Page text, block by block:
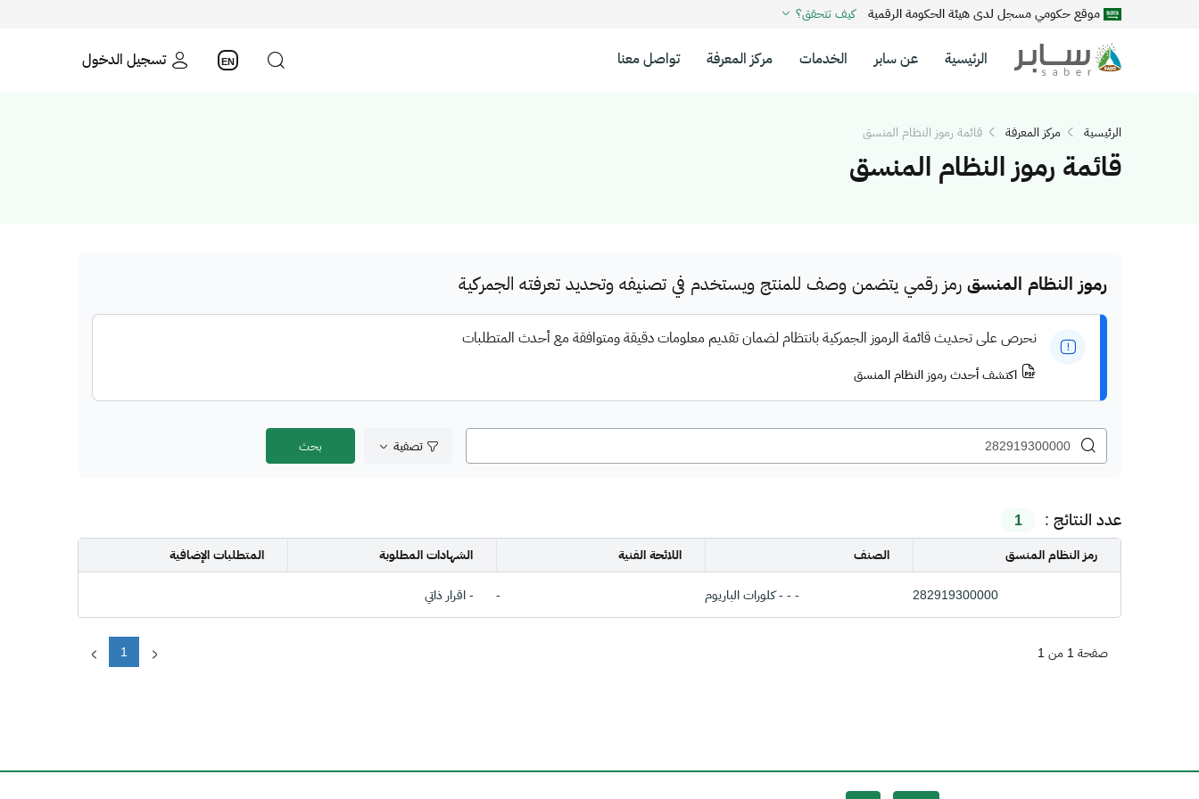
موقع حكومي مسجل لدى هيئة الحكومة الرقمية كيف تتحقق؟
الرئيسية عن سابر الخدمات مركز المعرفة تواصل معنا تسجيل الدخول EN
الرئيسية مركز المعرفة قائمة رموز النظام المنسق
قائمة رموز النظام المنسق
رموز النظام المنسق رمز رقمي يتضمن وصف للمنتج ويستخدم في تصنيفه وتحديد تعرفته الجمركية
نحرص على تحديث قائمة الرموز الجمركية بانتظام لضمان تقديم معلومات دقيقة ومتوافقة مع أحدث المتطلبات
اكتشف أحدث رموز النظام المنسق
تصفية
عدد النتائج : 1
رمز النظام المنسق الصنف اللائحة الفنية الشهادات المطلوبة المتطلبات الإضافية
282919300000 - - - كلورات الباريوم - - اقرار ذاتي
1 صفحة 1 من 1